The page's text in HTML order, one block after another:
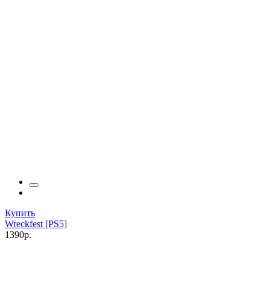
Купить
Wreckfest [PS5]
1390р.